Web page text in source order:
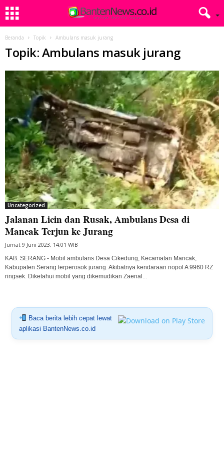
Beranda Topik Ambulans masuk jurang
Topik: Ambulans masuk jurang
Uncategorized
Jalanan Licin dan Rusak, Ambulans Desa di
Mancak Terjun ke Jurang
Jumat 9 Juni 2023, 14:01 WIB
KAB. SERANG - Mobil ambulans Desa Cikedung, Kecamatan Mancak,
Kabupaten Serang terperosok jurang. Akibatnya kendaraan nopol A 9960 RZ
ringsek. Diketahui mobil yang dikemudikan Zaenal...
Baca berita lebih cepat lewat
aplikasi BantenNews.co.id